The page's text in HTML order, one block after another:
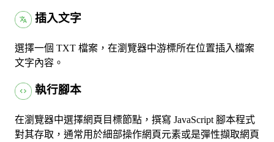
插入文字
選擇一個 TXT 檔案，在瀏覽器中游標所在位置插入檔案
文字內容。
執行腳本
在瀏覽器中選擇網頁目標節點，撰寫 JavaScript 腳本程式
對其存取，通常用於細部操作網頁元素或是彈性擷取網頁